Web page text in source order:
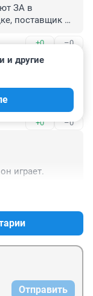
ЗА в
поставщик
+0 –0
Учитель
+0 –0
и другие
играет.
Отправить